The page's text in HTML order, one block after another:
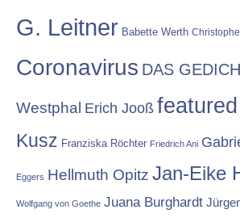
G. Leitner Babette Werth
Coronavirus DAS
Westphal Erich Jooß featured
Kusz Franziska Röchter Friedrich Ani
Eggers Hellmuth Opitz Jan-Eike
Wolfgang von Goethe Juana Burghardt